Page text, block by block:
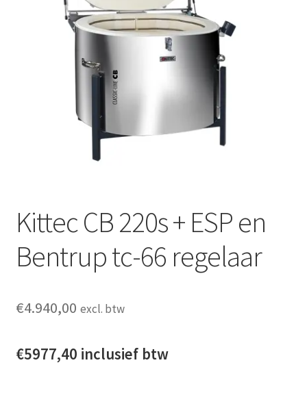
Informatie
Kittec CB 220s + ESP en
Bentrup tc-66 regelaar
€4.940,00 excl. btw
€5977,40 inclusief btw